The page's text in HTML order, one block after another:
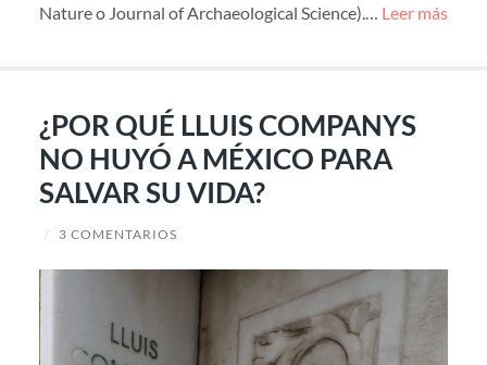
Nature o Journal of Archaeological Science).… Leer más
¿POR QUÉ LLUIS COMPANYS
NO HUYÓ A MÉXICO PARA
SALVAR SU VIDA?
/ 3 COMENTARIOS